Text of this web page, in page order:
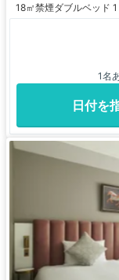
18㎡禁煙ダブルベッド 1
1名
日付を